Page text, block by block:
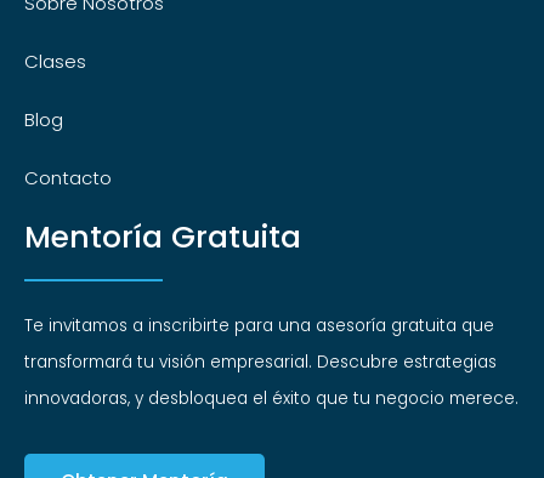
Clases
Blog
Contacto
Mentoría Gratuita
Te invitamos a inscribirte para una asesoría gratuita que
transformará tu visión empresarial. Descubre estrategias
innovadoras, y desbloquea el éxito que tu negocio merece.